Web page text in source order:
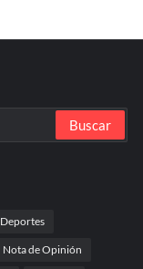
Deportes
Nota de Opinión